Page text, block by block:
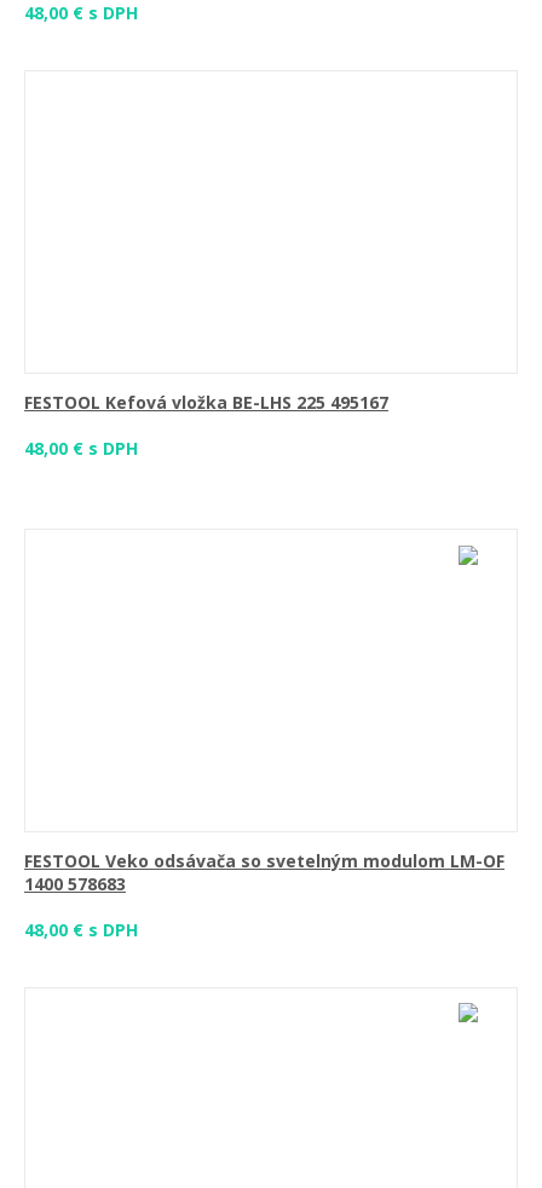
48,00 € s DPH
FESTOOL Kefová vložka BE-LHS 225 495167
48,00 € s DPH
FESTOOL Veko odsávača so svetelným modulom LM-OF
1400 578683
48,00 € s DPH